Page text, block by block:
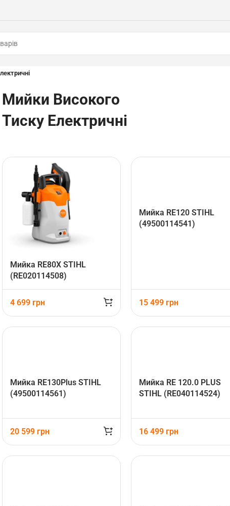
Мийки Високого
Тиску Електричні
Мийка RE80X STIHL
(RE020114508)
4 699 грн
Мийка RE120 STIHL
(49500114541)
15 499 грн
Мийка RE130Plus STIHL
(49500114561)
20 599 грн
Мийка RE 120.0 PLUS
STIHL (RE040114524)
16 499 грн